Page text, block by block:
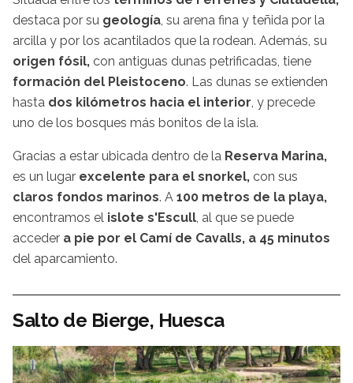
destaca por su geología , su arena fina y teñida por la
arcilla y por los acantilados que la rodean. Además, su
origen fósil, con antiguas dunas petrificadas, tiene
formación del Pleistoceno. Las dunas se extienden
hasta dos kilómetros hacia el interior , y precede
uno de los bosques más bonitos de la isla.
Gracias a estar ubicada dentro de la Reserva Marina,
es un lugar excelente para el snorkel, con sus
claros fondos marinos. A 100 metros de la playa,
encontramos el islote s'Escull , al que se puede
acceder a pie por el Camí de Cavalls, a 45 minutos
del aparcamiento.
Salto de Bierge, Huesca